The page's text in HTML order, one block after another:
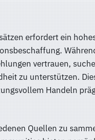
erfordert ein
vertrauen,
zu unterstützen.
Handeln
Quellen zu